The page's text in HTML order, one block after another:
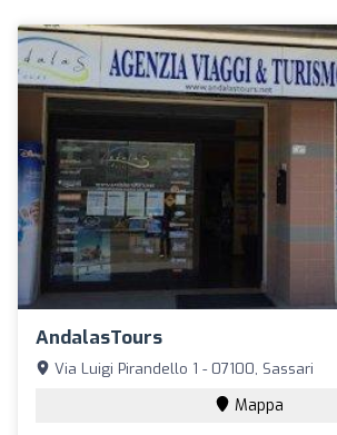
AndalasTours
Via Luigi Pirandello 1 - 07100, Sassari
Mappa